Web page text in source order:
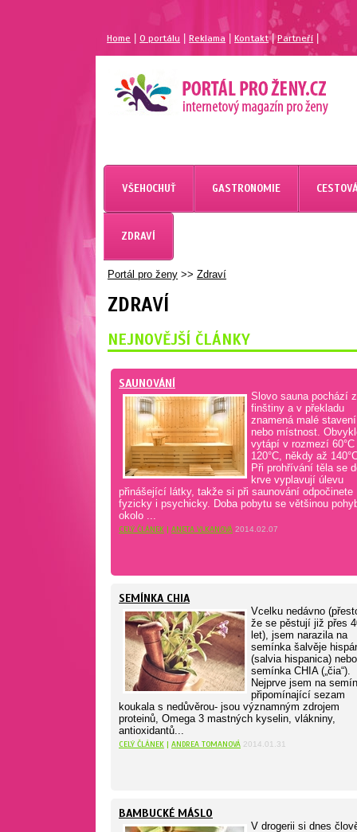
Home |O portálu Reklama Kontakt| Partneří
VŠEHOCHUŤ GASTRONOMIE
ZDRAVÍ
Portál pro ženy >> Zdraví
ZDRAVÍ
NEJNOVĚJŠÍ ČLÁNKY
SAUNOVÁNÍ
Slovo sauna pochází z
finštiny a v překladu
znamená malé stavení
nebo místnost.
vytápí v rozmezí 60°C
120°C, někdy až
Při prohřívání těla se
krve vyplavují úlevu
přinášející látky, takže si při saunování odpočinete
fyzicky i psychicky. Doba pobytu se většinou
okolo ...
CELÝ ČLÁNEK | ANETA VLKANOVÁ 2014.02.07
SEMÍNKA CHIA
Vcelku nedávno
že se pěstují již přes
let), jsem narazila na
semínka šalvěje
(salvia hispanica)
semínka CHIA („čia“).
Nejprve jsem na
připomínající sezam
koukala s nedůvěrou- jsou významným zdrojem
proteinů, Omega 3 mastných kyselin, vlákniny,
antioxidantů...
CELÝ ČLÁNEK | ANDREA TOMANOVÁ 2014.01.31
BAMBUCKÉ MÁSLO
V drogerii si dnes